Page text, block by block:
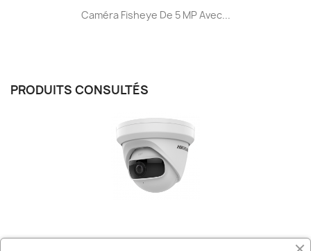
Caméra Fisheye De 5 MP Avec...
PRODUITS CONSULTÉS